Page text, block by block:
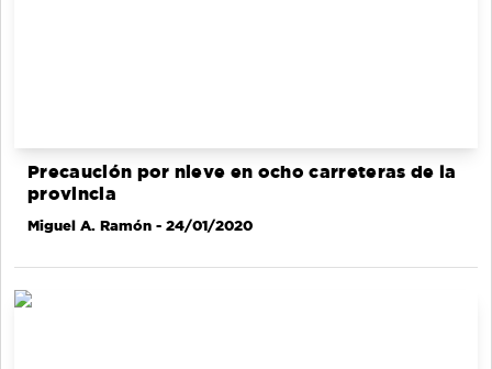
Precaución por nieve en ocho carreteras de la
provincia
Miguel A. Ramón - 24/01/2020